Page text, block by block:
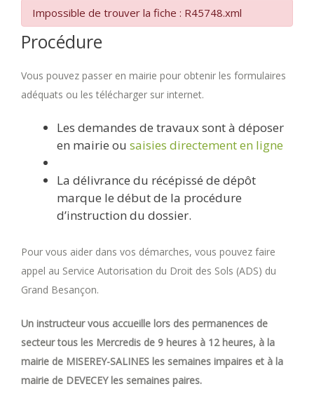
Impossible de trouver la fiche : R45748.xml
Procédure
Vous pouvez passer en mairie pour obtenir les formulaires
adéquats ou les télécharger sur internet.
Les demandes de travaux sont à déposer
en mairie ou saisies directement en ligne
La délivrance du récépissé de dépôt
marque le début de la procédure
d’instruction du dossier.
Pour vous aider dans vos démarches, vous pouvez faire
appel au Service Autorisation du Droit des Sols (ADS) du
Grand Besançon.
Un instructeur vous accueille lors des permanences de
secteur tous les Mercredis de 9 heures à 12 heures, à la
mairie de MISEREY-SALINES les semaines impaires et à la
mairie de DEVECEY les semaines paires.